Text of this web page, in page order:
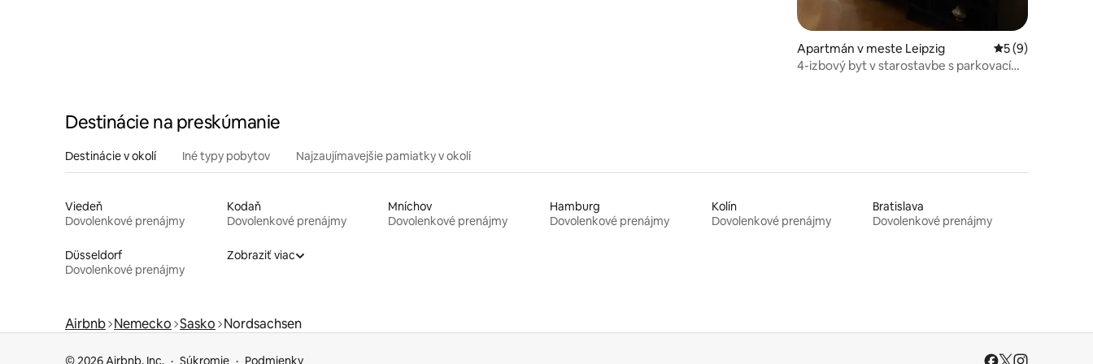
Apartmán v meste Leipzig Priemerné
5 (9)
4-izbový byt v starostavbe s parkovacím
Destinácie na preskúmanie
Destinácie v okolí Iné typy pobytov Najzaujímavejšie pamiatky v okolí
Viedeň
Dovolenkové prenájmy
Kodaň
Dovolenkové prenájmy
Mníchov
Dovolenkové prenájmy
Hamburg
Dovolenkové prenájmy
Kolín
Dovolenkové prenájmy
Bratislava
Dovolenkové prenájmy
Düsseldorf
Dovolenkové prenájmy
Zobraziť viac
Airbnb Nemecko Sasko Nordsachsen
© 2026 Airbnb, Inc. Súkromie Podmienky